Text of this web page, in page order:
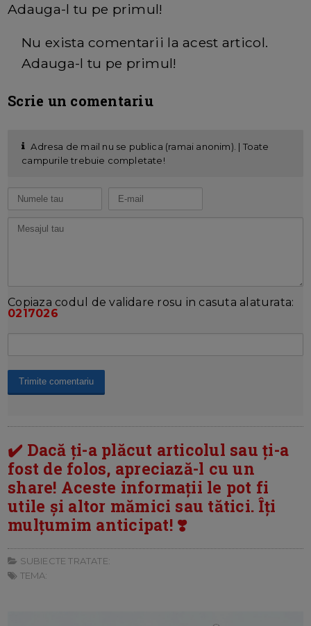
Adauga-l tu pe primul!
Nu exista comentarii la acest articol.
Adauga-l tu pe primul!
Scrie un comentariu
Adresa de mail nu se publica (ramai anonim). | Toate
campurile trebuie completate!
Copiaza codul de validare rosu in casuta alaturata:
0217026
✔️ Dacă ți-a plăcut articolul sau ți-a
fost de folos, apreciază-l cu un
share! Aceste informații le pot fi
utile și altor mămici sau tătici. Îți
mulțumim anticipat! ❣️
SUBIECTE TRATATE:
TEMA: